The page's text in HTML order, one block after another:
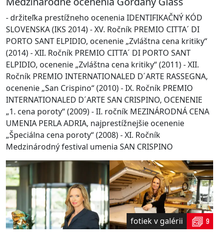
- držiteľka prestížneho ocenenia IDENTIFIKAČNÝ KÓD
SLOVENSKA (IKS 2014) - XV. Ročník PREMIO CITTA´ DI
PORTO SANT ELPIDIO, ocenenie „Zvláštna cena kritiky“
(2014) - XII. Ročník PREMIO CITTA´ DI PORTO SANT
ELPIDIO, ocenenie „Zvláštna cena kritiky“ (2011) - XII.
Ročník PREMIO INTERNATIONALED D´ARTE RASSEGNA,
ocenenie „San Crispino“ (2010) - IX. Ročník PREMIO
INTERNATIONALED D´ARTE SAN CRISPINO, OCENENIE
„1. cena poroty“ (2009) - II. ročník MEZINÁRODNÁ CENA
UMENIA PERLA ADRIA, najprestížnejšie ocenenie
„Špeciálna cena poroty“ (2008) - XI. Ročník
Medzinárodný festival umenia SAN CRISPINO
fotiek v galérii 9